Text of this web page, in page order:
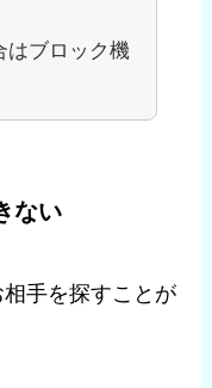
はブロック機
ない
手を探すことが